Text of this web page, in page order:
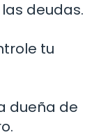
deudas.
tu
dueña de